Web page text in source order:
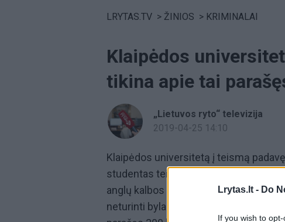
Lrytas.lt - Do
If you wish to
LRYTAS.TV > ŽINIOS > KRIMINALAI
Klaipėdos
tikina apie tai
„Lietuvos ryto“ televizija
2019-04-25 14:10
Klaipėdos universitetą į teismą
studentas teismui skundžiasi
anglų kalbos ir reikalauja grąžinti
neturinti byla. Buvęs studentas